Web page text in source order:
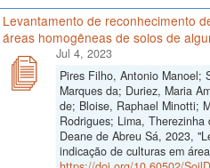
Levantamento de reconhecimento
áreas homogêneas de solos de
Jul 4, 2023
Pires Filho, Antonio Manoel;
Marques da; Duriez, Maria
de; Bloise, Raphael Minotti;
Rodrigues; Lima,
Deane de Abreu Sá, 2023,
indicação de culturas em